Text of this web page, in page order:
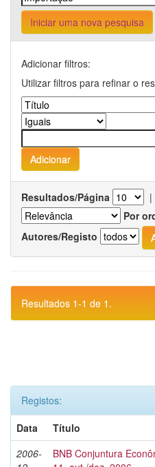
Iniciar uma nova pesquisa
Adicionar filtros:
Utilizar filtros para refinar o
Resultados/Página |
Por
Autores/Registo
Resultados 1-1 de 1.
Registos:
Data
Título
2006-
BNB Conjuntura